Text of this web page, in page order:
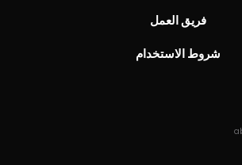
فريق العمل
شروط الاستخدام